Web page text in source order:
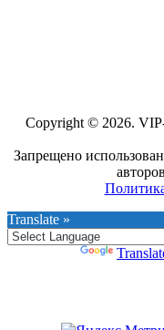
Copyright © 2026.
Запрещено
Translate »